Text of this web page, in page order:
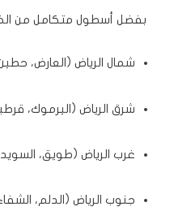
بفضل أسطول متكامل من
شمال الرياض (العارض،
شرق الرياض (اليرموك،
غرب الرياض (طويق،
جنوب الرياض (الدلم،